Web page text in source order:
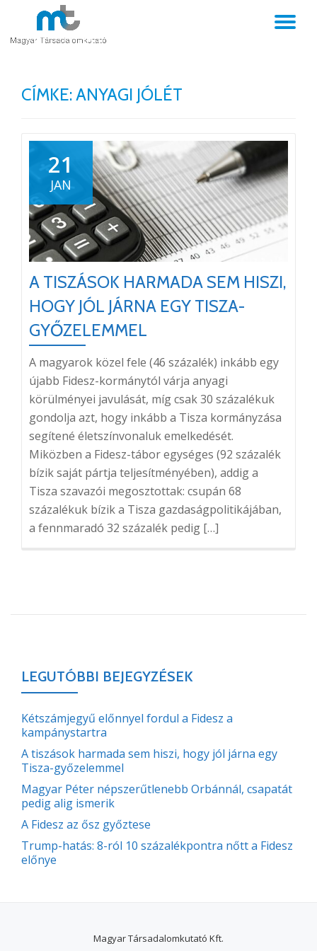
Skip
CÍMKE:ANYAGI JÓLÉT
21
JAN
A TISZÁSOK HARMADA SEM HISZI,
HOGY JÓL JÁRNA EGY TISZA-
GYŐZELEMMEL
A magyarok közel fele (46 százalék) inkább egy
újabb Fidesz-kormánytól várja anyagi
körülményei javulását, míg csak 30 százalékuk
gondolja azt, hogy inkább a Tisza kormányzása
segítené életszínvonaluk emelkedését.
Miközben a Fidesz-tábor egységes (92 százalék
bízik saját pártja teljesítményében), addig a
Tisza szavazói megosztottak: csupán 68
százalékuk bízik a Tisza gazdaságpolitikájában,
a fennmaradó 32 százalék pedig […]
LEGUTÓBBI BEJEGYZÉSEK
Kétszámjegyű előnnyel fordul a Fidesz a
kampánystartra
A tiszások harmada sem hiszi, hogy jól járna egy
Tisza-győzelemmel
Magyar Péter népszerűtlenebb Orbánnál, csapatát
pedig alig ismerik
A Fidesz az ősz győztese
Trump-hatás: 8-ról 10 százalékpontra nőtt a Fidesz
előnye
Magyar Társadalomkutató Kft.